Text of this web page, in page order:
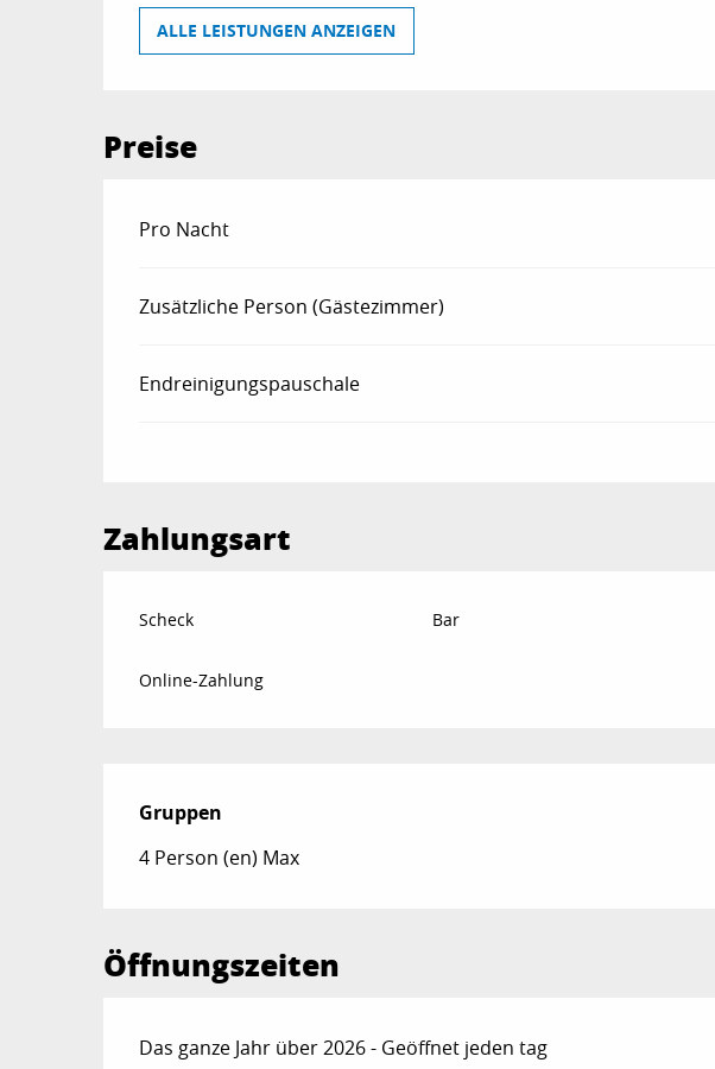
ALLE LEISTUNGEN ANZEIGEN
Preise
Preise 2026
Pro Nacht
Zusätzliche Person (Gästezimmer)
Endreinigungspauschale
Zahlungsart
Scheck Bar
Online-Zahlung
Gruppen
Gruppen
4 Person (en) Max
Öffnungszeiten
Das ganze Jahr über 2026 - Geöffnet jeden tag